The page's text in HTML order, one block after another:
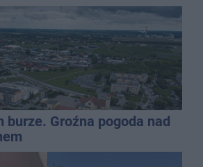
burze. Groźna pogoda nad